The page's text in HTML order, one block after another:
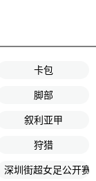
卡包
脚部
叙利亚甲
狩猎
深圳街超女足公开赛